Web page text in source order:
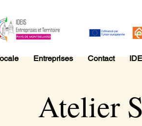
Atelier
Entreprises Contact